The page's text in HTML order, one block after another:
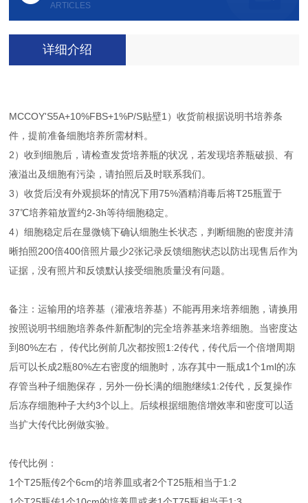
ARTICLES
详细介绍
MCCOY'S5A+10%FBS+1%P/S贴壁1）收货前根据说明书培养条
件，提前准备细胞培养所需材料。
2）收到细胞后，请检查发货培养瓶的状况，若发现培养瓶破损、有
液溢出及细胞有污染，请拍照后及时联系我们。
3）收货后没有外观损坏的情况下用75%酒精消毒后将T25瓶置于
37℃培养箱放置约2-3h等待细胞稳定。
4）细胞稳定后在显微镜下确认细胞生长状态，判断细胞的密度并清
晰拍照200倍400倍照片最少2张记录反馈细胞状态以防出现售后作为
证据，没有照片和反馈默认接受细胞质量没有问题。
备注：运输用的培养基（灌液培养基）不能再用来培养细胞，请换用
按照说明书细胞培养条件新配制的完全培养基来培养细胞。当密度达
到80%左右， 传代比例前几次都按照1:2传代，传代后一个倍增周期
后可以长成2瓶80%左右密度的细胞时，冻存其中一瓶成1个1ml的冻
存管当种子细胞保存，另外一份长满的细胞继续1:2传代，反复操作
后冻存细胞种子大约3个以上。后续根据细胞倍增效率和密度可以适
当扩大传代比例做实验。
传代比例：
1个T25瓶传2个6cm的培养皿或者2个T25瓶相当于1:2